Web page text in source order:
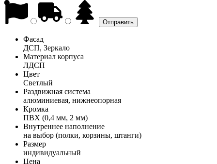
Фасад
ДСП, Зеркало
Материал корпуса
ЛДСП
Цвет
Светлый
Раздвижная система
алюминиевая, нижнеопорная
Кромка
ПВХ (0,4 мм, 2 мм)
Внутреннее наполнение
на выбор (полки, корзины, штанги)
Размер
индивидуальный
Цена